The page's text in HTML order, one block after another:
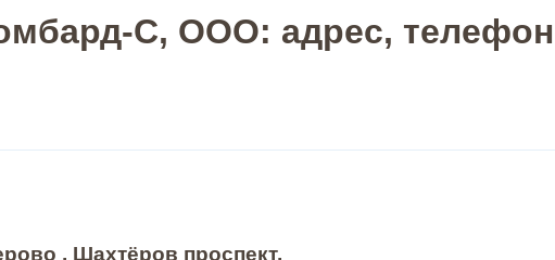
С, ООО: адрес, телефон
, Шахтёров проспект,